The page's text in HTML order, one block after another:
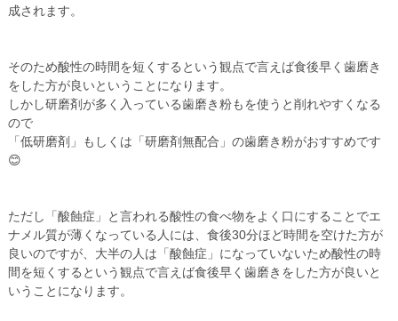
成されます。
そのため酸性の時間を短くするという観点で言えば食後早く歯磨き
をした方が良いということになります。
しかし研磨剤が多く入っている歯磨き粉もを使うと削れやすくなる
ので
「低研磨剤」
もしくは 「研磨剤無配合」 の歯磨き粉がおすすめです
😊
ただし 「酸蝕症」
と言われる酸性の食べ物をよく口にすることでエ
ナメル質が薄くなっている人には、食後30分ほど時間を空けた方が
良いのですが、大半の人は「酸蝕症」になっていないため酸性の時
間を短くするという観点で言えば食後早く歯磨きをした方が良いと
いうことになります。